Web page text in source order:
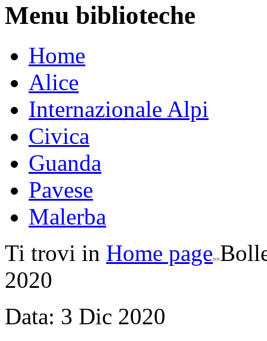
Menu biblioteche
Home
Alice
Internazionale Alpi
Civica
Guanda
Pavese
Malerba
Ti trovi in Home page
2020
Data: 3 Dic 2020